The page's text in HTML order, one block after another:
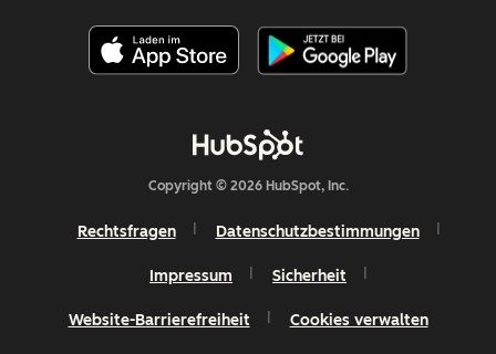
Copyright © 2026 HubSpot, Inc.
Rechtsfragen Datenschutzbestimmungen
Impressum Sicherheit
Website-Barrierefreiheit Cookies verwalten